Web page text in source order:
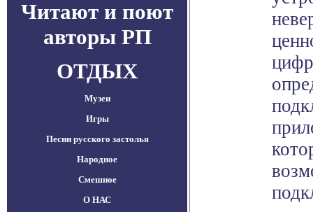
Читают и поют
авторы РП
ОТДЫХ
Музеи
Игры
Песни русского застолья
Народное
Смешное
О НАС